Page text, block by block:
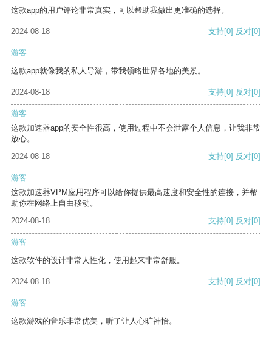
这款app的用户评论非常真实，可以帮助我做出更准确的选择。
2024-08-18 支持[0] 反对[0]
游客
这款app就像我的私人导游，带我领略世界各地的美景。
2024-08-18 支持[0] 反对[0]
游客
这款加速器app的安全性很高，使用过程中不会泄露个人信息，让我非常
放心。
2024-08-18
支持[0] 反对[0]
游客
这款加速器VPM应用程序可以给你提供最高速度和安全性的连接，并帮
助你在网络上自由移动。
2024-08-18
支持[0] 反对[0]
游客
这款软件的设计非常人性化，使用起来非常舒服。
2024-08-18 支持[0] 反对[0]
游客
这款游戏的音乐非常优美，听了让人心旷神怡。